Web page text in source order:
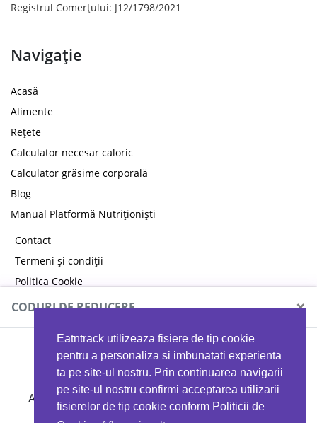
Eatntrack utilizeaza fisiere de tip cookie
pentru a personaliza si imbunatati experienta
ta pe site-ul nostru. Prin continuarea navigarii
pe site-ul nostru confirmi acceptarea utilizarii
fisierelor de tip cookie conform Politicii de
Registrul Comerțului: J12/1798/2021
Navigație
Acasă
Alimente
Rețete
Calculator necesar caloric
Calculator grăsime corporală
Blog
Manual Platformă Nutriționiști
Contact
Termeni și condiții
Politica Cookie
Politica de confidențialitate
CODURI DE REDUCERE ×
MYPROTEIN
Ai 40%reducere la orice comandă folosind codul
EATTRACK